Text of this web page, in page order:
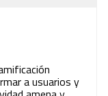
a usuarios y